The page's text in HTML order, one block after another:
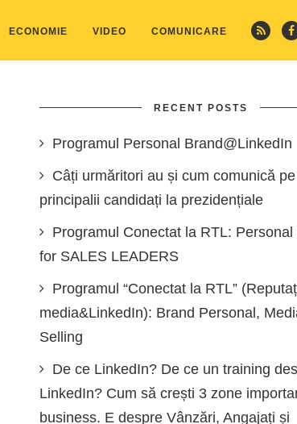
ECONOMIE VIDEO COMUNICARE
RECENT POSTS
Programul Personal Brand@LinkedIn
Câți urmăritori au și cum comunică
principalii candidați la prezidențiale
Programul Conectat la RTL: Personal
for SALES LEADERS
Programul “Conectat la RTL”
media&LinkedIn): Brand Personal,
Selling
De ce LinkedIn? De ce un training
LinkedIn? Cum să crești 3 zone
business. E despre Vânzări, Angajați și